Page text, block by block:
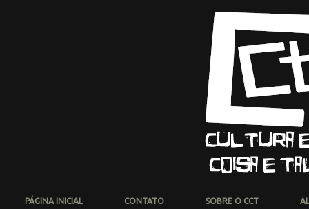
PÁGINA INICIAL CONTATO SOBRE O CCT